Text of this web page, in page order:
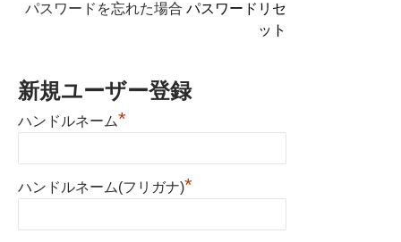
パスワードを忘れた場合 パスワードリセ
ット
新規ユーザー登録
ハンドルネーム*
ハンドルネーム(フリガナ)*